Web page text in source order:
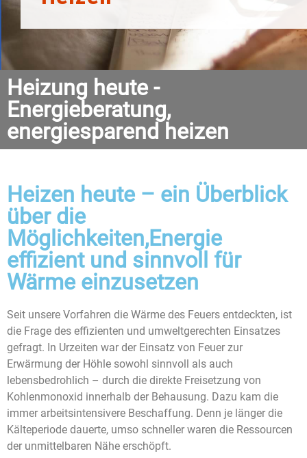
Heizung heute -
Energieberatung,
energiesparend heizen
Heizen heute – ein Überblick
über die
Möglichkeiten,Energie
effizient und sinnvoll für
Wärme einzusetzen
Seit unsere Vorfahren die Wärme des Feuers entdeckten, ist
die Frage des effizienten und umweltgerechten Einsatzes
gefragt. In Urzeiten war der Einsatz von Feuer zur
Erwärmung der Höhle sowohl sinnvoll als auch
lebensbedrohlich – durch die direkte Freisetzung von
Kohlenmonoxid innerhalb der Behausung. Dazu kam die
immer arbeitsintensivere Beschaffung. Denn je länger die
Kälteperiode dauerte, umso schneller waren die Ressourcen
der unmittelbaren Nähe erschöpft.